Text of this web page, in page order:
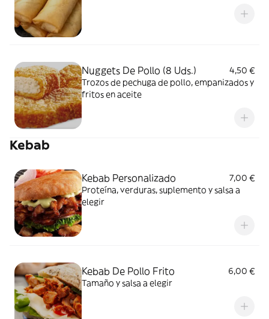
Nuggets De Pollo (8 Uds.)
4,50 €
Trozos de pechuga de pollo, empanizados y
fritos en aceite
Kebab
Kebab Personalizado
7,00 €
Proteína, verduras, suplemento y salsa a
elegir
Kebab De Pollo Frito
6,00 €
Tamaño y salsa a elegir